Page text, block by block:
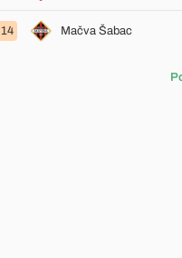
14 Mačva Šabac